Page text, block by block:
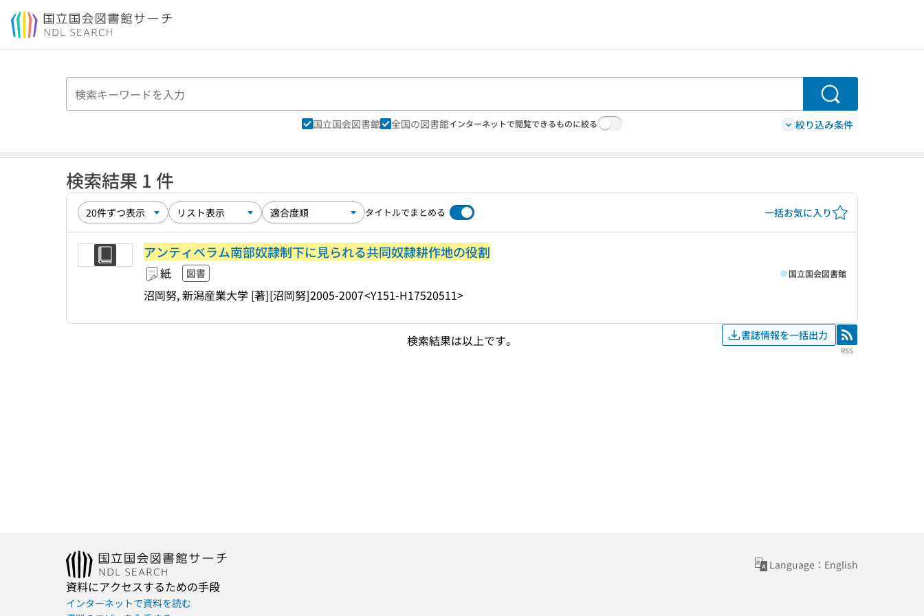
本文へ移動
検索
国立国会図書館 全国の図書館インターネットで閲覧できるものに絞る 絞り込み条件
検索結果 1 件
タイトルでまとめる 一括お気に入り
アンティベラム南部奴隷制下に見られる共同奴隷耕作地の役割
紙 図書
沼岡努, 新潟産業大学 [著][沼岡努]2005-2007<Y151-H17520511>
国立国会図書館
検索結果は以上です。 書誌情報を一括出力 RSS
RSS
Language：English
資料にアクセスするための手段
インターネットで資料を読む